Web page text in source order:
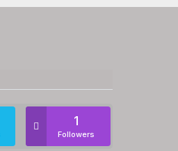
1
Followers